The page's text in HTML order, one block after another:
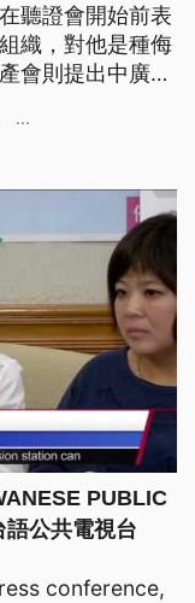
聽證會開始前表
織，對他是種侮
會則提出中廣49
，因為週刊報導
...
PUBLIC
公共電視台
conference,